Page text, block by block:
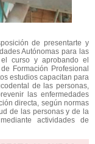
de presentarte y
Autónomas para las
curso y aprobando el
Formación Profesional
estudios capacitan para
de las personas,
las enfermedades
directa, según normas
de las personas y de la
actividades de